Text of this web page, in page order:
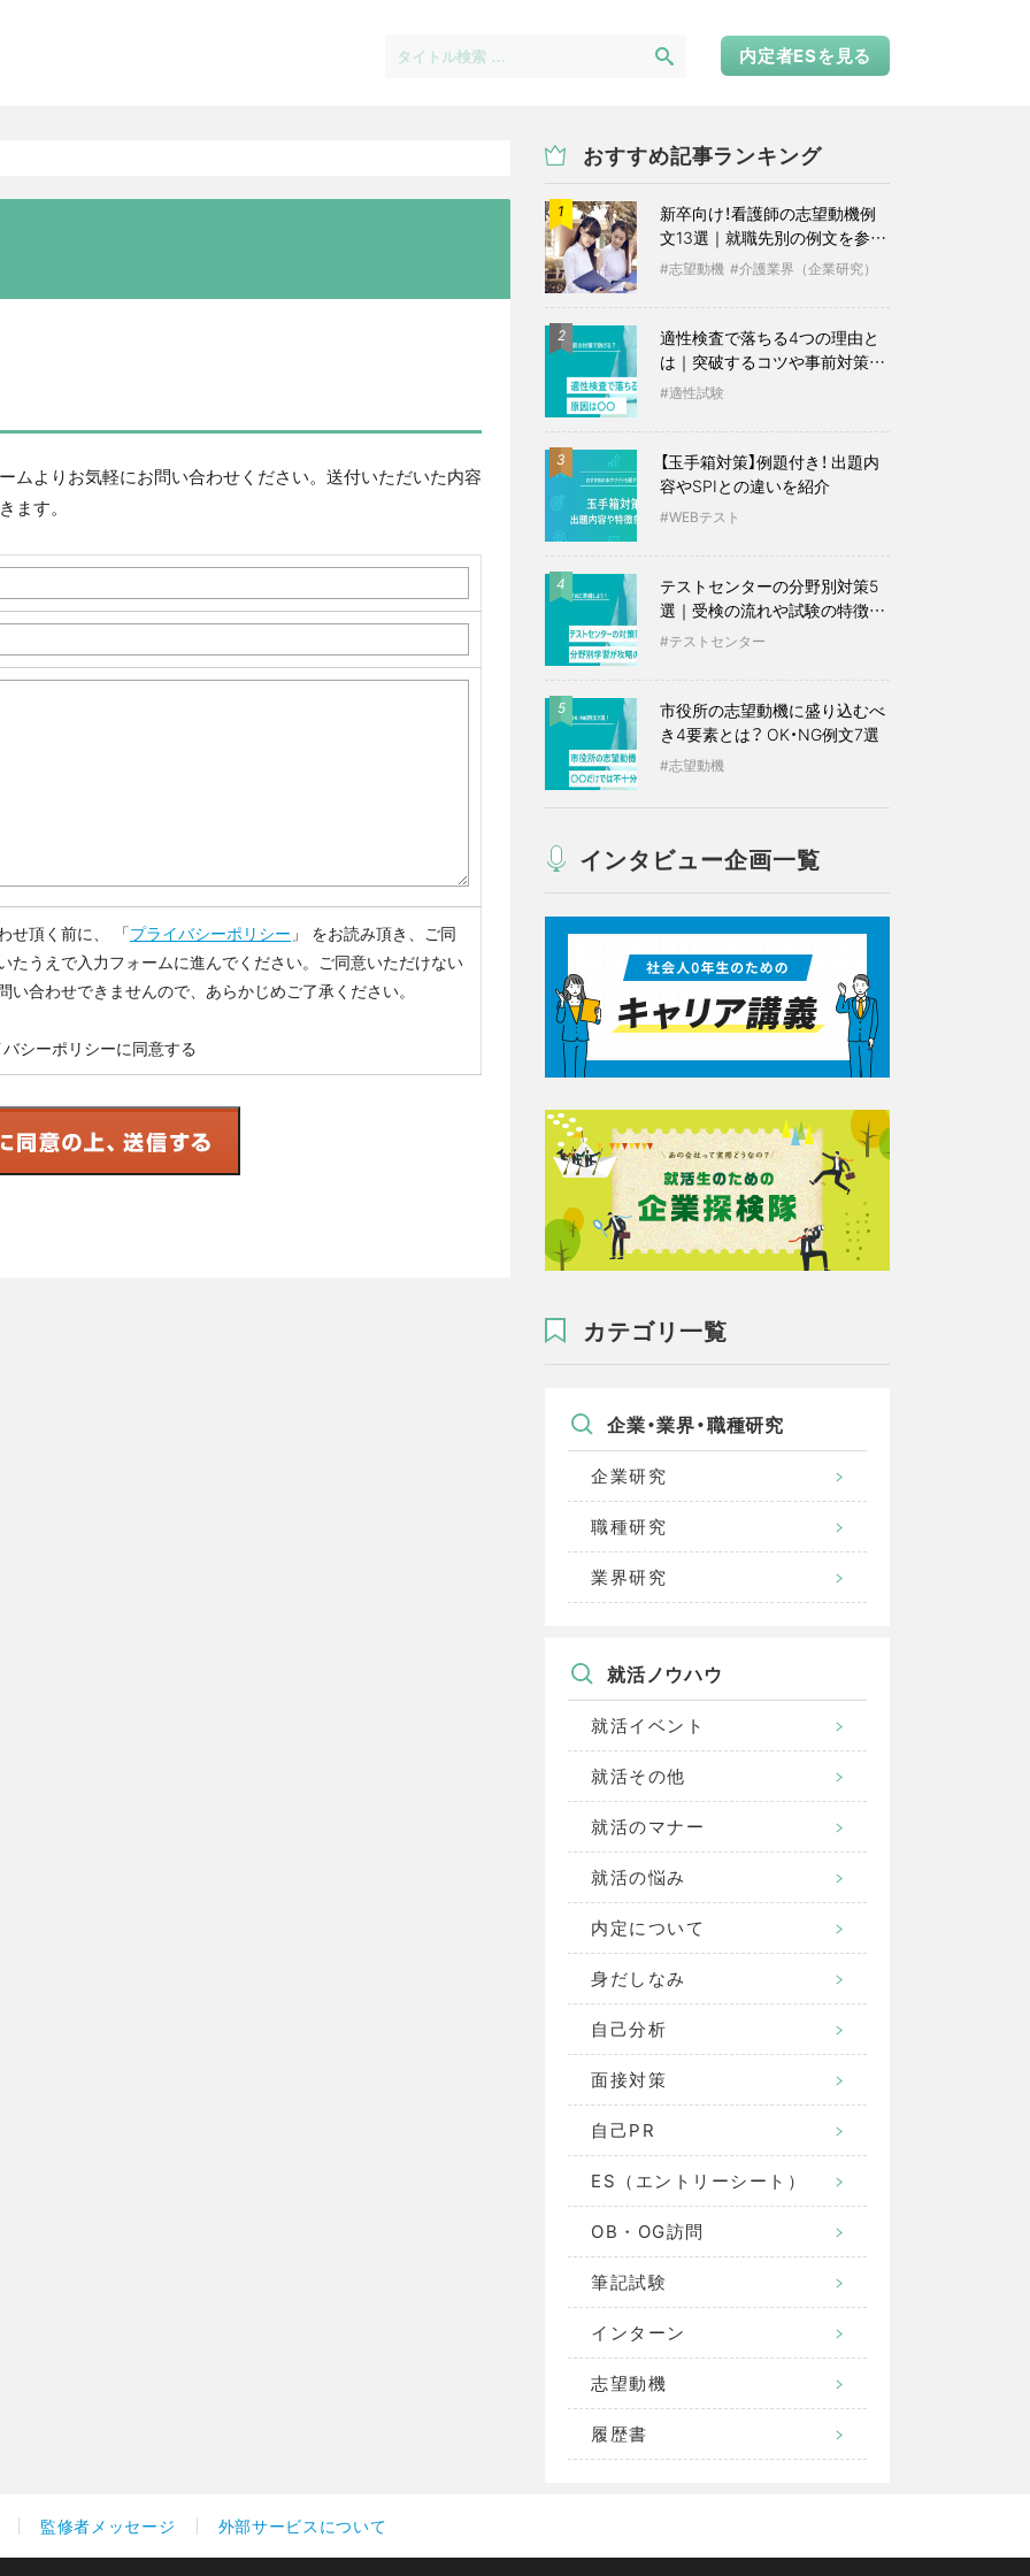
内定者ESを見る
ムよりお気軽にお問い合わせください。送付いただいた内容
ます。
せ頂く前に、 「プライバシーポリシー 」 をお読み頂き、ご同
たうえで入力フォームに進んでください。ご同意いただけない
い合わせできませんので、あらかじめご了承ください。
シーポリシーに同意する
おすすめ記事ランキング
1
新卒向け！看護師の志望動機例
文13選｜就職先別の例文を参考
に志望動機 介護業界（企業研究）
2
適性検査で落ちる4つの理由と
は｜突破するコツや事前対策も
紹介
適性試験
3
【玉手箱対策】例題付き！ 出題内
容やSPIとの違いを紹介
WEBテスト
4
テストセンターの分野別対策5
選｜受検の流れや試験の特徴も
紹介
テストセンター
5
市役所の志望動機に盛り込むべ
き4要素とは？ OK・NG例文7選
志望動機
インタビュー企画一覧
カテゴリ一覧
企業・業界・職種研究
企業研究
職種研究
業界研究
就活ノウハウ
就活イベント
就活その他
就活のマナー
就活の悩み
内定について
身だしなみ
自己分析
面接対策
自己PR
ES（エントリーシート）
OB・OG訪問
筆記試験
インターン
志望動機
履歴書
監修者メッセージ 外部サービスについて